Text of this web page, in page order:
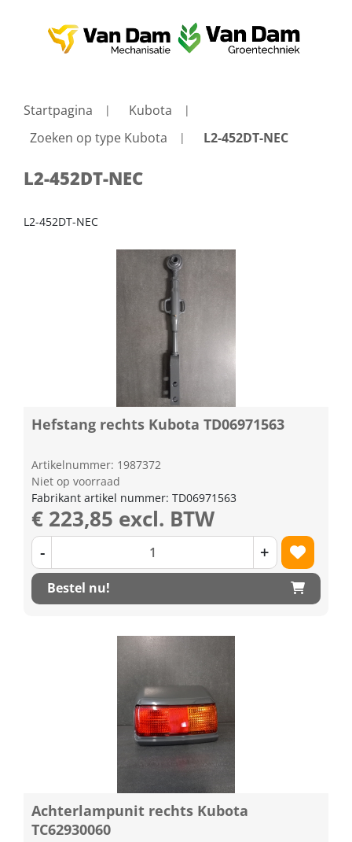
Startpagina
Kubota
Zoeken op type Kubota
L2-452DT-NEC
L2-452DT-NEC
L2-452DT-NEC
Hefstang rechts Kubota TD06971563
Artikelnummer: 1987372
Niet op voorraad
Fabrikant artikel nummer: TD06971563
€ 223,85 excl. BTW
- +
Bestel nu!
Achterlampunit rechts Kubota
TC62930060